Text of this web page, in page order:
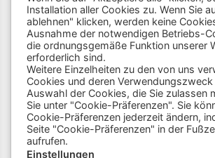
Stelle mir hier Fragen zu
Lehrberufen und zeige mir
Beispiele: «Zeige mir Videos von
info
Dieser Chatbot wird von
Intelligenz unterstützt. Er
Plattform aus und nutzt
Der Chatbot kann Fehler
Installation aller Cookies zu. Wenn Sie
ablehnen" klicken, werden keine
Ausnahme der notwendigen Betriebs-
die ordnungsgemäße Funktion unserer
erforderlich sind.
Weitere Einzelheiten zu den von uns
Cookies und deren
Auswahl der Cookies, die Sie zulassen
Sie unter "Cookie-Präferenzen". Sie
Cookie-Präferenzen jederzeit ändern,
Seite "Cookie-Präferenzen" in der
aufrufen.
Einstellungen